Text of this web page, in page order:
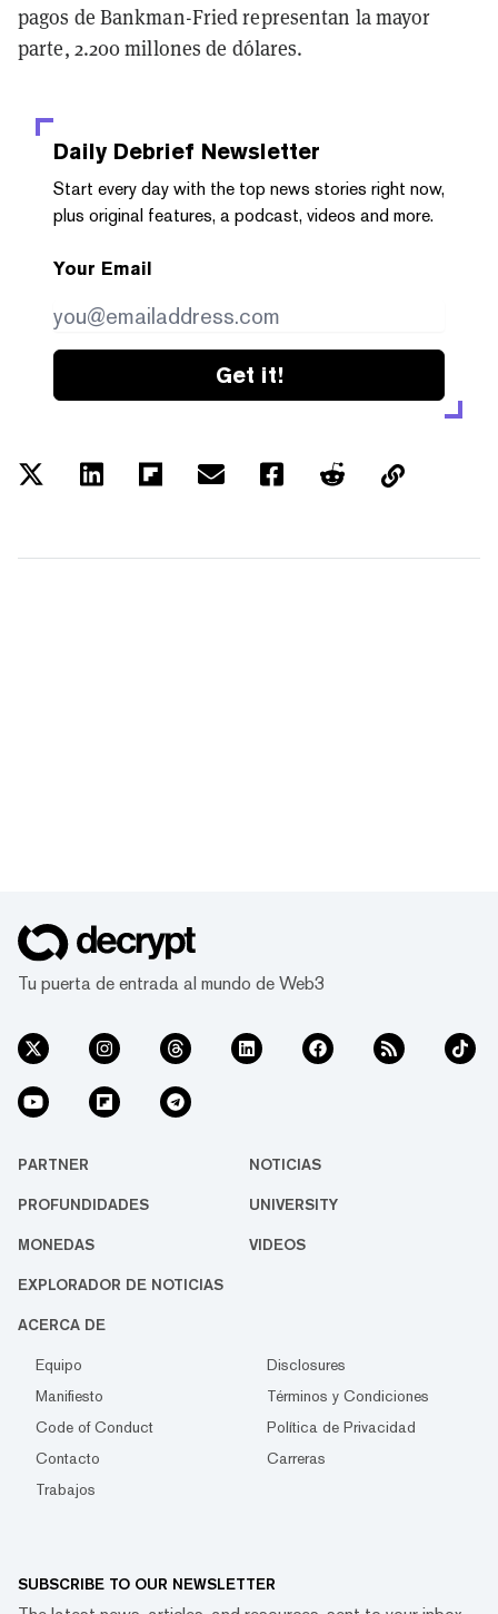
pagos de Bankman-Fried representan la mayor
parte, 2.200 millones de dólares.
Daily Debrief Newsletter
Start every day with the top news stories right now,
plus original features, a podcast, videos and more.
Your Email
Get it!
Tu puerta de entrada al mundo de Web3
PARTNER NOTICIAS
PROFUNDIDADES UNIVERSITY
MONEDAS VIDEOS
EXPLORADOR DE NOTICIAS
ACERCA DE
Equipo
Disclosures
Manifiesto
Términos y Condiciones
Code of Conduct
Política de Privacidad
Contacto
Carreras
Trabajos
SUBSCRIBE TO OUR NEWSLETTER